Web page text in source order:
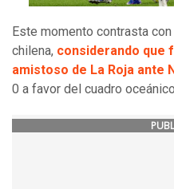
Este momento contrasta
chilena, considerando que
amistoso de La Roja ante
0 a favor del cuadro